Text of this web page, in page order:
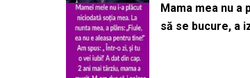
Mama mea nu a
să se bucure, a